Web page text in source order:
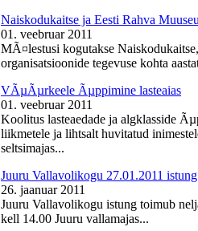
Naiskodukaitse ja Eesti Rahva
01. veebruar 2011
MÃ¤lestusi kogutakse
organisatsioonide tegevuse kohta
VÃµÃµrkeele Ãµppimine lasteaias
01. veebruar 2011
Koolitus lasteaedade ja algklasside
liikmetele ja lihtsalt huvitatud
seltsimajas...
Juuru Vallavolikogu 27.01.2011 istung
26. jaanuar 2011
Juuru Vallavolikogu istung toimub
kell 14.00 Juuru vallamajas...